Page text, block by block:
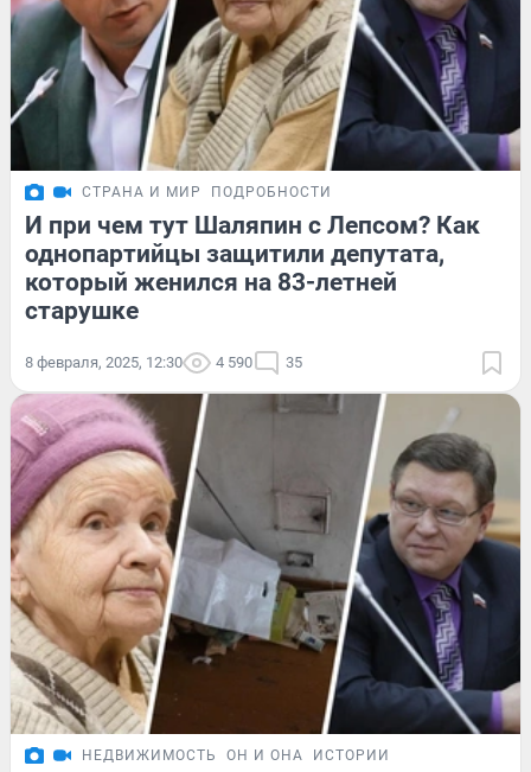
СТРАНА И МИР ПОДРОБНОСТИ
И при чем тут Шаляпин с Лепсом? Как
однопартийцы защитили депутата,
который женился на 83-летней
старушке
8 февраля, 2025, 12:30 4 590 35
НЕДВИЖИМОСТЬ ОН И ОНА ИСТОРИИ